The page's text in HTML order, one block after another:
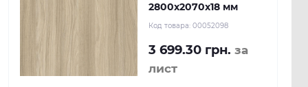
2800x2070x18 мм
Код товара: 00052098
3 699.30 грн. за
лист